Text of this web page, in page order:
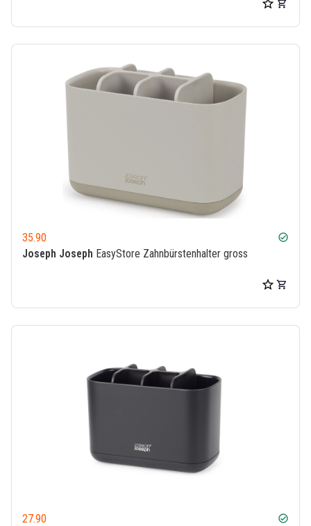
35.90 check_circle
Joseph Joseph EasyStore Zahnbürstenhalter gross
27.90 check_circle